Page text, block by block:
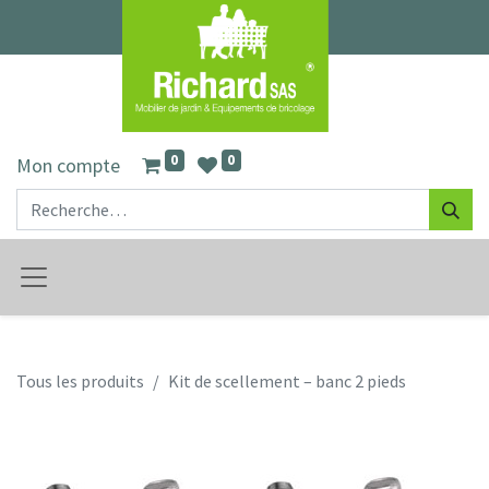
Mon compte 0 0
Tous les produits Kit de scellement – banc 2 pieds